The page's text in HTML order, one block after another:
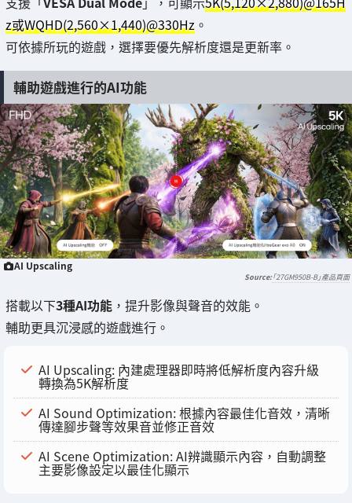
z或WQHD(2,560×1,440)@330Hz 。
可依據所玩的遊戲，選擇要優先解析度還是更新率。
輔助遊戲進行的AI功能
AI Upscaling
「27GM950B-B」產品頁面
搭載以下3種AI功能 ，提升影像與聲音的效能。
輔助更具沉浸感的遊戲進行。
AI Upscaling: 內建處理器即時將低解析度內容升級
轉換為5K解析度
AI Sound Optimization: 根據內容最佳化音效，清晰
傳達腳步聲等效果音並修正音效
AI Scene Optimization: AI辨識顯示內容，自動調整
主要影像設定以最佳化顯示